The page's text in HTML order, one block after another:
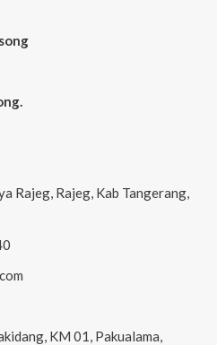
Rajeg, Rajeg, Kab Tangerang,
KM 01, Pakualama,